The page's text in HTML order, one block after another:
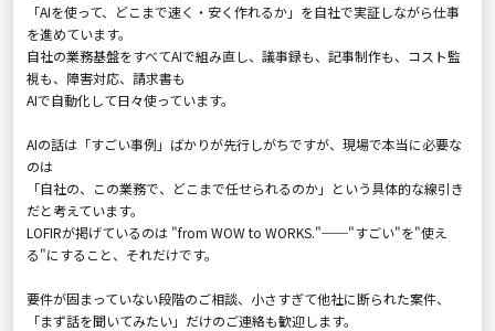
「AIを使って、どこまで速く・安く作れるか」を自社で実証しながら仕事
を進めています。
自社の業務基盤をすべてAIで組み直し、議事録も、記事制作も、コスト監
視も、障害対応、請求書も
AIで自動化して日々使っています。
AIの話は「すごい事例」ばかりが先行しがちですが、現場で本当に必要な
のは
「自社の、この業務で、どこまで任せられるのか」という具体的な線引き
だと考えています。
LOFIRが掲げているのは "from WOW to WORKS."──"すごい"を"使え
る"にすること、それだけです。
要件が固まっていない段階のご相談、小さすぎて他社に断られた案件、
「まず話を聞いてみたい」だけのご連絡も歓迎します。